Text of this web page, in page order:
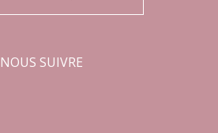
NOUS SUIVRE